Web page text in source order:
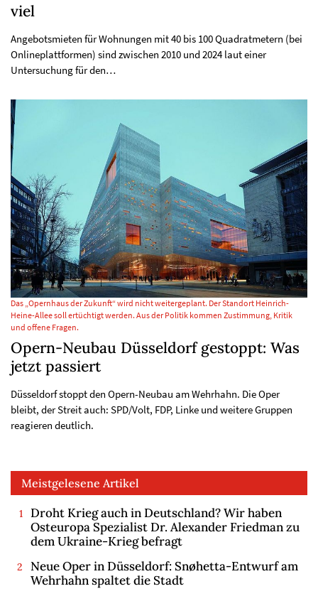
viel
Angebotsmieten für Wohnungen mit 40 bis 100 Quadratmetern (bei
Onlineplattformen) sind zwischen 2010 und 2024 laut einer
Untersuchung für den…
Das „Opernhaus der Zukunft“ wird nicht weitergeplant. Der Standort Heinrich-
Heine-Allee soll ertüchtigt werden. Aus der Politik kommen Zustimmung, Kritik
und offene Fragen.
Opern-Neubau Düsseldorf gestoppt: Was
jetzt passiert
Düsseldorf stoppt den Opern-Neubau am Wehrhahn. Die Oper
bleibt, der Streit auch: SPD/Volt, FDP, Linke und weitere Gruppen
reagieren deutlich.
Meistgelesene Artikel
Droht Krieg auch in Deutschland? Wir haben
Osteuropa Spezialist Dr. Alexander Friedman zu
dem Ukraine-Krieg befragt
Neue Oper in Düsseldorf: Snøhetta-Entwurf am
Wehrhahn spaltet die Stadt